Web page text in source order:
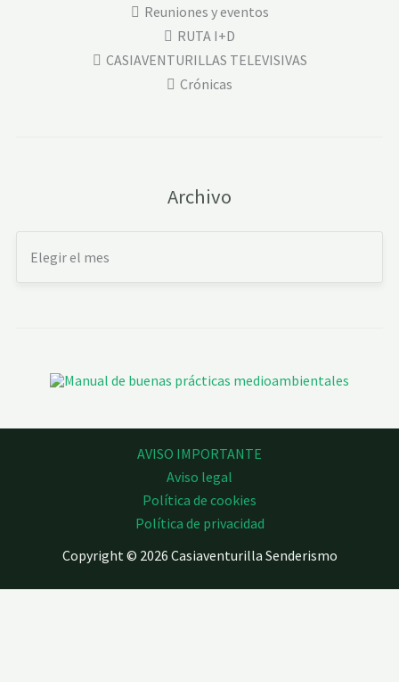
Reuniones y eventos
RUTA I+D
CASIAVENTURILLAS TELEVISIVAS
Crónicas
Archivo
AVISO IMPORTANTE
Aviso legal
Política de cookies
Política de privacidad
Copyright © 2026 Casiaventurilla Senderismo